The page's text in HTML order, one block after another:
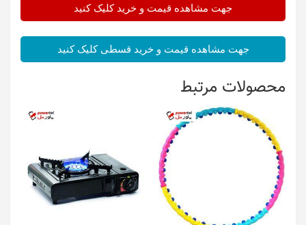
جهت مشاهده قیمت و خرید کلیک کنید
جهت مشاهده قیمت و خرید قسطی کلیک کنید
محصولات مرتبط